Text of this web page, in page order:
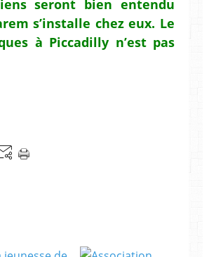
seront bien entendu
s’installe chez eux. Le
à Piccadilly n’est pas